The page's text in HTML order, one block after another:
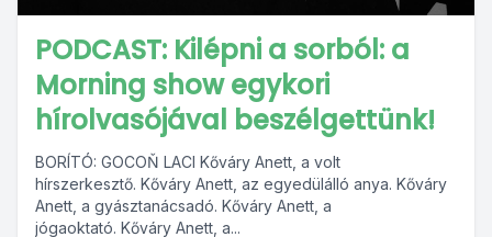
PODCAST: Kilépni a sorból: a
Morning show egykori
hírolvasójával beszélgettünk!
BORÍTÓ: GOCOŇ LACI Kőváry Anett, a volt
hírszerkesztő. Kőváry Anett, az egyedülálló anya. Kőváry
Anett, a gyásztanácsadó. Kőváry Anett, a
jógaoktató. Kőváry Anett, a...